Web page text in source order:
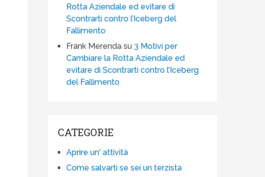
Rotta Aziendale ed evitare di
Scontrarti contro l’Iceberg del
Fallimento
Frank Merenda su 3 Motivi per
Cambiare la Rotta Aziendale ed
evitare di Scontrarti contro l’Iceberg
del Fallimento
CATEGORIE
Aprire un' attività
Come salvarti se sei un terzista